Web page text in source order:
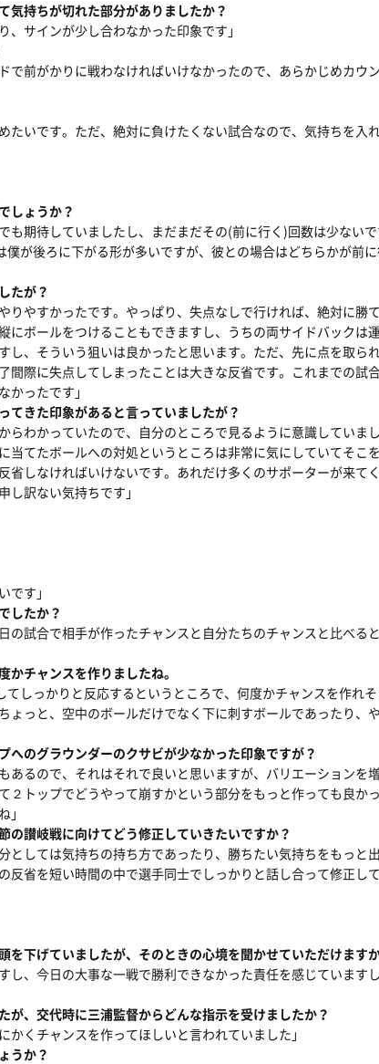
持ちが切れた部分がありましたか？
、サインが少し合わなかった印象です」
で前がかりに戦わなければいけなかったので、あらかじめカウ
たいです。ただ、絶対に負けたくない試合なので、気持ちを入
しょうか？
も期待していましたし、まだまだその(前に行く)回数は少ない
が後ろに下がる形が多いですが、彼との場合はどちらかが前
たが？
りやすかったです。やっぱり、失点なしで行ければ、絶対に勝
にボールをつけることもできますし、うちの両サイドバックは
し、そういう狙いは良かったと思います。ただ、先に点を取ら
間際に失点してしまったことは大きな反省です。これまでの試
ったです」
きた印象があると言っていましたが？
らわかっていたので、自分のところで見るように意識していま
当てたボールへの対処というところは非常に気にしていてそこ
省しなければいけないです。あれだけ多くのサポーターが来て
訳ない気持ちです」
です」
したか？
の試合で相手が作ったチャンスと自分たちのチャンスと比べる
チャンスを作りましたね。
てしっかりと反応するというところで、何度かチャンスを作れ
ょっと、空中のボールだけでなく下に刺すボールであったり、
のグラウンダーのクサビが少なかった印象ですが？
あるので、それはそれで良いと思いますが、バリエーションを
２トップでどうやって崩すかという部分をもっと作っても良か
讃岐戦に向けてどう修正していきたいですか？
としては気持ちの持ち方であったり、勝ちたい気持ちをもっと
省を短い時間の中で選手同士でしっかりと話し合って修正して
下げていましたが、そのときの心境を聞かせていただけます
し、今日の大事な一戦で勝利できなかった責任を感じています
、交代時に三浦監督からどんな指示を受けましたか？
かくチャンスを作ってほしいと言われていました」
うか？